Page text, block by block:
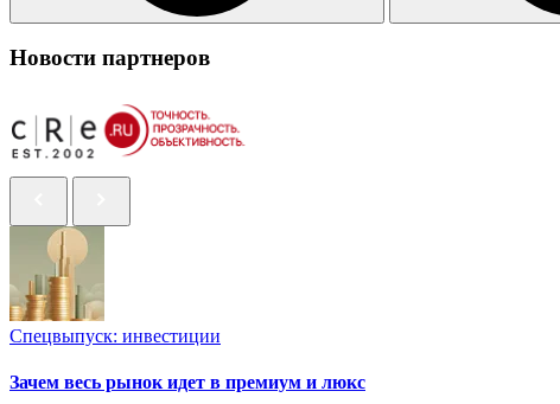
Новости партнеров
Спецвыпуск: инвестиции
Зачем весь рынок идет в премиум и люкс